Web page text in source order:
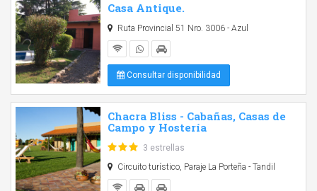
Casa Antique.
Ruta Provincial 51 Nro. 3006 - Azul
Consultar disponibilidad
Chacra Bliss - Cabañas, Casas de
Campo y Hostería
3 estrellas
Circuito turístico, Paraje La Porteña - Tandil